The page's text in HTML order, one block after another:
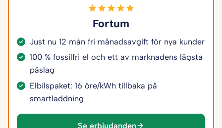
Fortum
Just nu 12 mån fri månadsavgift för nya kunder
100 % fossilfri el och ett av marknadens lägsta
påslag
Elbilspaket: 16 öre/kWh tillbaka på
smartladdning
Se erbjudanden